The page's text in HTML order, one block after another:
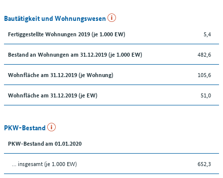
Bautätigkeit und Wohnungswesen
Fertiggestellte Wohnungen 2019 (je 1.000 EW) 5,4
Bestand an Wohnungen am 31.12.2019 (je 1.000 EW) 482,6
Wohnfläche am 31.12.2019 (je Wohnung) 105,6
Wohnfläche am 31.12.2019 (je EW) 51,0
PKW-Bestand
PKW-Bestand am 01.01.2020
… insgesamt (je 1.000 EW) 652,3